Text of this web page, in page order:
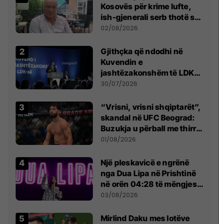
Kosovës për krime lufte,
ish-gjenerali serb thotë se
dikush e tradhtoi në
02/08/2026
Gjithçka që ndodhi në
Kuvendin e
jashtëzakonshëm të LDK-
së
30/07/2026
“Vrisni, vrisni shqiptarët”,
skandal në UFC Beograd:
Buzukja u përball me thirrje
anti-shqiptare nga
01/08/2026
Një pleskavicë e ngrënë
nga Dua Lipa në Prishtinë
në orën 04:28 të mëngjesit
- dhe bota digjitale serbe
03/08/2026
Mirlind Daku mes lotëve